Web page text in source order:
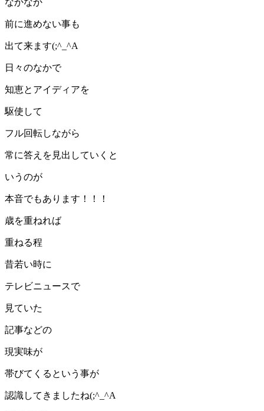
前に進めない事も
出て来ます(;^_^A
日々のなかで
知恵とアイディアを
駆使して
フル回転しながら
常に答えを見出していくと
いうのが
本音でもあります！！！
歳を重ねれば
重ねる程
昔若い時に
テレビニュースで
見ていた
記事などの
現実味が
帯びてくるという事が
認識してきましたね(;^_^A